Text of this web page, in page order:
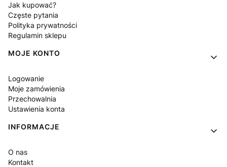
Jak kupować?
Częste pytania
Polityka prywatności
Regulamin sklepu
MOJE KONTO
Logowanie
Moje zamówienia
Przechowalnia
Ustawienia konta
INFORMACJE
O nas
Kontakt